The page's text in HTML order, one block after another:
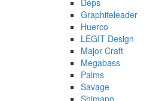
Deps
Graphiteleader
Huerco
LEGIT Design
Major Craft
Megabass
Palms
Savage
Shimano